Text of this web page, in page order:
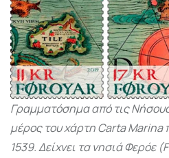
Γραμματόσημα από τις
μέρος του χάρτη Carta Marina
1539. Δείχνει τα νησιά Φερόε